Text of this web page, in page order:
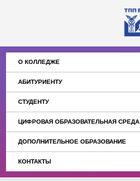
О КОЛЛЕДЖЕ
АБИТУРИЕНТУ
СТУДЕНТУ
ЦИФРОВАЯ ОБРАЗОВАТЕЛЬНАЯ СРЕДА
ДОПОЛНИТЕЛЬНОЕ ОБРАЗОВАНИЕ
КОНТАКТЫ